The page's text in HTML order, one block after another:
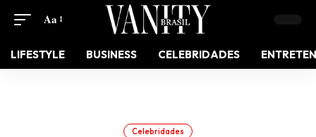
Aa
LIFESTYLE BUSINESS CELEBRIDADES
Celebridades